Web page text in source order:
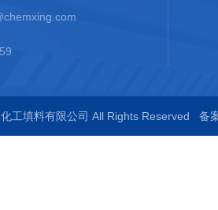
工填料有限公司 All Rights Reserved 备